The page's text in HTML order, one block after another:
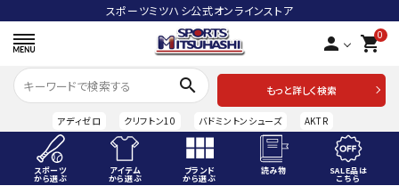
スポーツミツハシ公式オンラインストア
person 0
shopping_cart
search
もっと詳しく検索
アディゼロ クリフトン10 バドミントンシューズ AKTR
スポーツ
から選ぶ
アイテム
から選ぶ
ブランド
から選ぶ
読み物 SALE品は
こちら